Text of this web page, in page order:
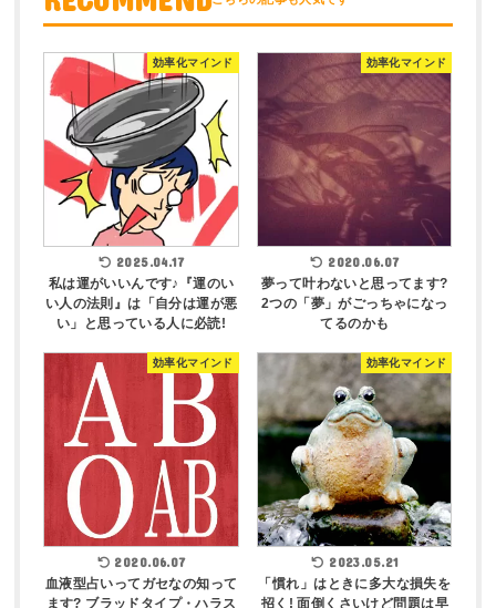
効率化マインド
2025.04.17
私は運がいいんです♪『運のい
い人の法則』は「自分は運が悪
い」と思っている人に必読!
効率化マインド
2020.06.07
夢って叶わないと思ってます?
2つの「夢」がごっちゃになっ
てるのかも
効率化マインド
2020.06.07
血液型占いってガセなの知って
ます? ブラッドタイプ・ハラス
効率化マインド
2023.05.21
「慣れ」はときに多大な損失を
招く! 面倒くさいけど問題は早